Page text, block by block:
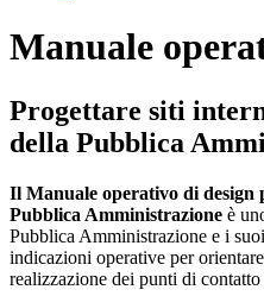
Manuale
Progettare siti
della Pubblica
Il Manuale operativo di design
Pubblica Amministrazione è
Pubblica Amministrazione e i
indicazioni operative per
realizzazione dei punti di